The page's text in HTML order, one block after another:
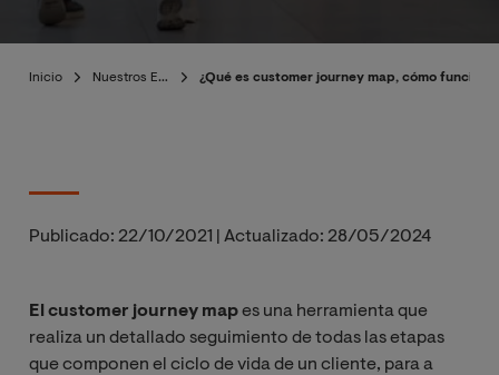
Inicio Nuestros Expertos ¿Qué es customer journey map, cómo
Publicado: 22/10/2021 Actualizado: 28/05/2024
El customer journey mapes una herramienta que
realiza un detallado seguimiento de todas las etapas
que componen el ciclo de vida de un cliente, para a